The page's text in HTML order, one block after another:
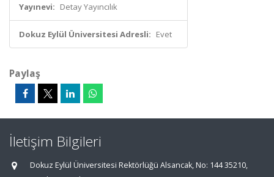
Yayınevi: Detay Yayıncılık
Dokuz Eylül Üniversitesi Adresli: Evet
Paylaş
İletişim Bilgileri
Dokuz Eylül Üniversitesi Rektörlüğü Alsancak, No: 144 35210,